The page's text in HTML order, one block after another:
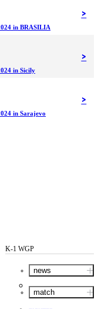
in BRASILIA
in Sicily
in Sarajevo
K-1 WGP
news
match